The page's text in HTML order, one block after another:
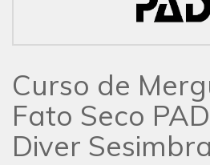
Curso de
Fato Seco
Diver Sesimbra